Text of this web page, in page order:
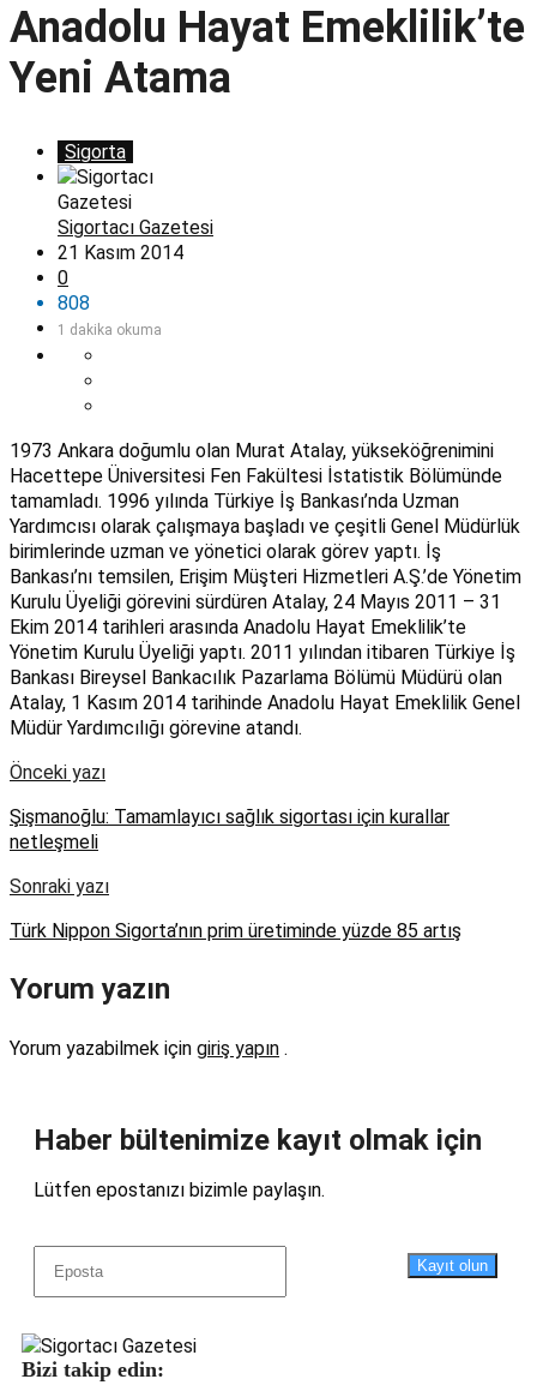
Anadolu Hayat Emeklilik’te
Yeni Atama
Sigorta
Sigortacı Gazetesi
21 Kasım 2014
0
808
1 dakika okuma
1973 Ankara doğumlu olan Murat Atalay, yükseköğrenimini
Hacettepe Üniversitesi Fen Fakültesi İstatistik Bölümünde
tamamladı. 1996 yılında Türkiye İş Bankası’nda Uzman
Yardımcısı olarak çalışmaya başladı ve çeşitli Genel Müdürlük
birimlerinde uzman ve yönetici olarak görev yaptı. İş
Bankası’nı temsilen, Erişim Müşteri Hizmetleri A.Ş.’de Yönetim
Kurulu Üyeliği görevini sürdüren Atalay, 24 Mayıs 2011 – 31
Ekim 2014 tarihleri arasında Anadolu Hayat Emeklilik’te
Yönetim Kurulu Üyeliği yaptı. 2011 yılından itibaren Türkiye İş
Bankası Bireysel Bankacılık Pazarlama Bölümü Müdürü olan
Atalay, 1 Kasım 2014 tarihinde Anadolu Hayat Emeklilik Genel
Müdür Yardımcılığı görevine atandı.
Önceki yazı
Şişmanoğlu: Tamamlayıcı sağlık sigortası için kurallar
netleşmeli
Sonraki yazı
Türk Nippon Sigorta’nın prim üretiminde yüzde 85 artış
Yorum yazın
Yorum yazabilmek için giriş yapın .
Haber bültenimize kayıt olmak için
Lütfen epostanızı bizimle paylaşın.
Kayıt olun
Bizi takip edin: